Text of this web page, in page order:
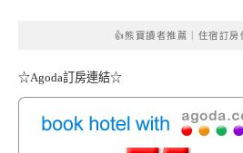
👍熊寶讀者推薦｜住宿訂房
☆Agoda訂房連結☆